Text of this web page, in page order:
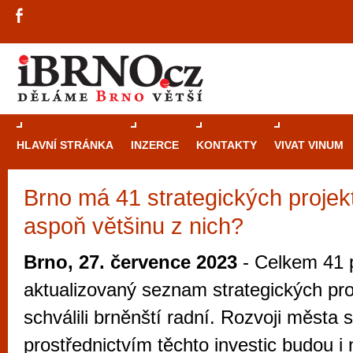
HLAVNÍ STRÁNKA INZERCE KONTAKTY VIVAT VINUM
Brno má 41 strategických
aspoň většinu z nich?
Brno, 27. července 2023 - Celkem 41
aktualizovaný seznam strategických
schválili brněnští radní. Rozvoji města
prostřednictvím těchto investic budou i
Průvodce
Brně: Od
Brno je
zajímavé
restaurace,
Mimo jiné je ale také místem, kde si